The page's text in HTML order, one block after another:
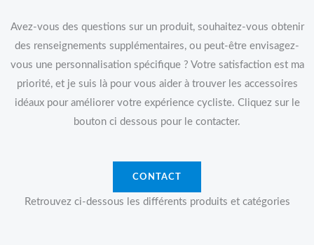
Avez-vous des questions sur un produit, souhaitez-vous obtenir
des renseignements supplémentaires, ou peut-être envisagez-
vous une personnalisation spécifique ? Votre satisfaction est ma
priorité, et je suis là pour vous aider à trouver les accessoires
idéaux pour améliorer votre expérience cycliste. Cliquez sur le
bouton ci dessous pour le contacter.
CONTACT
Retrouvez ci-dessous les différents produits et catégories